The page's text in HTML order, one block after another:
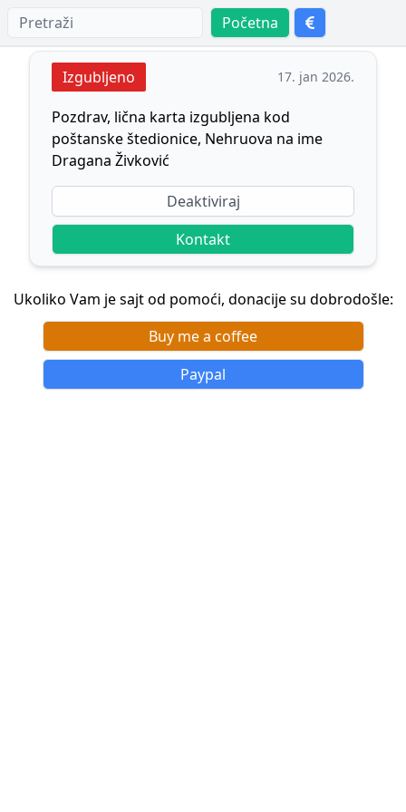
Početna
Izgubljeno 17. jan 2026.
Pozdrav, lična karta izgubljena kod
poštanske štedionice, Nehruova na ime
Dragana Živković
Deaktiviraj
Kontakt
Ukoliko Vam je sajt od pomoći, donacije su dobrodošle:
Buy me a coffee
Paypal